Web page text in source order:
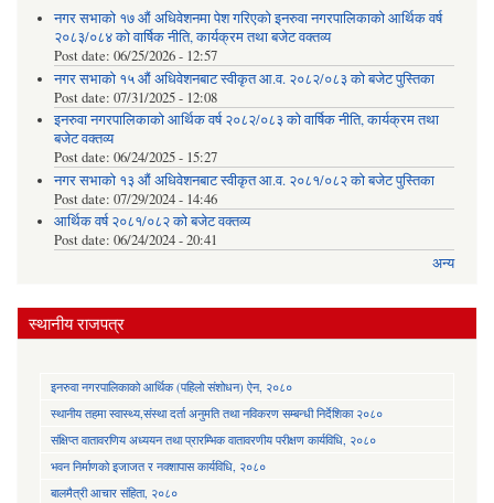
नगर सभाको १७ औं अधिवेशनमा पेश गरिएको इनरुवा नगरपालिकाको आर्थिक वर्ष
२०८३/०८४ को वार्षिक नीति, कार्यक्रम तथा बजेट वक्तव्य
Post date: 06/25/2026 - 12:57
नगर सभाको १५ औं अधिवेशनबाट स्वीकृत आ.व. २०८२/०८३ को बजेट पुस्तिका
Post date: 07/31/2025 - 12:08
इनरुवा नगरपालिकाको आर्थिक वर्ष २०८२/०८३ को वार्षिक नीति, कार्यक्रम तथा
बजेट वक्तव्य
Post date: 06/24/2025 - 15:27
नगर सभाको १३ औं अधिवेशनबाट स्वीकृत आ.व. २०८१/०८२ को बजेट पुस्तिका
Post date: 07/29/2024 - 14:46
आर्थिक वर्ष २०८१/०८२ को बजेट वक्तव्य
Post date: 06/24/2024 - 20:41
अन्य
स्थानीय राजपत्र
इनरुवा नगरपालिकाको आर्थिक (पहिलो संशोधन) ऐन, २०८०
स्थानीय तहमा स्वास्थ्य,संस्था दर्ता अनुमति तथा नविकरण सम्बन्धी निर्देशिका २०८०
संक्षिप्त वातावरणिय अध्ययन तथा प्रारम्भिक वातावरणीय परीक्षण कार्यविधि, २०८०
भवन निर्माणको इजाजत र नक्शापास कार्यविधि, २०८०
बालमैत्री आचार संहिता, २०८०